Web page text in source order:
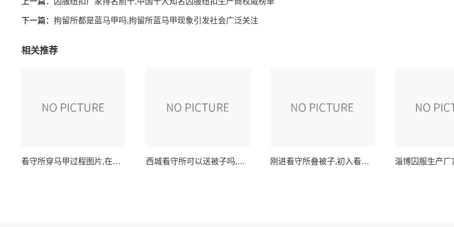
下一篇： 拘留所都是蓝马甲吗,拘留所蓝马甲现象引发社会广泛关注
相关推荐
看守所穿马甲过程图片,在押人员更换马甲全程记录照片展示 西城看守所可以送被子吗,西城看守所接受家属送被子规定详解 刚进看守所叠被子,初入看守所学习叠被子的第一课